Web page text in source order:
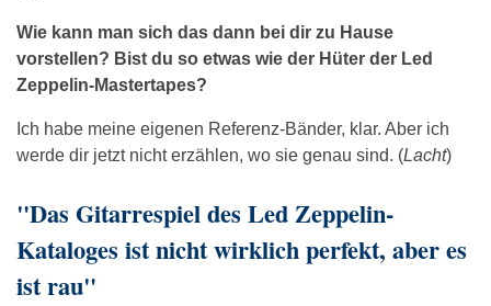
Wie kann man sich das dann bei dir zu Hause
vorstellen? Bist du so etwas wie der Hüter der Led
Zeppelin-Mastertapes?
Ich habe meine eigenen Referenz-Bänder, klar. Aber ich
werde dir jetzt nicht erzählen, wo sie genau sind. (Lacht)
"Das Gitarrespiel des Led Zeppelin-
Kataloges ist nicht wirklich perfekt, aber es
ist rau"